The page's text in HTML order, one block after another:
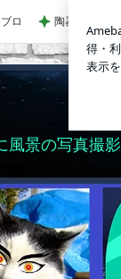
写真 |
ロ 陶器の回収日
風景の写真撮